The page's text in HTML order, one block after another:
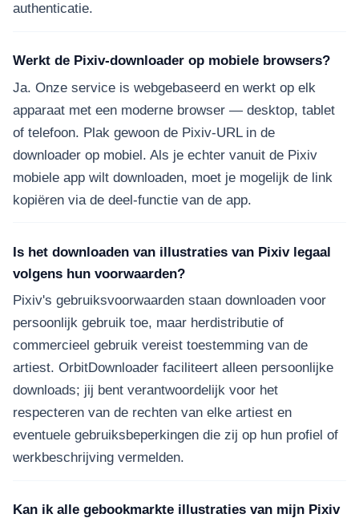
authenticatie.
Werkt de Pixiv-downloader op mobiele browsers?
Ja. Onze service is webgebaseerd en werkt op elk
apparaat met een moderne browser — desktop, tablet
of telefoon. Plak gewoon de Pixiv-URL in de
downloader op mobiel. Als je echter vanuit de Pixiv
mobiele app wilt downloaden, moet je mogelijk de link
kopiëren via de deel-functie van de app.
Is het downloaden van illustraties van Pixiv legaal
volgens hun voorwaarden?
Pixiv's gebruiksvoorwaarden staan downloaden voor
persoonlijk gebruik toe, maar herdistributie of
commercieel gebruik vereist toestemming van de
artiest. OrbitDownloader faciliteert alleen persoonlijke
downloads; jij bent verantwoordelijk voor het
respecteren van de rechten van elke artiest en
eventuele gebruiksbeperkingen die zij op hun profiel of
werkbeschrijving vermelden.
Kan ik alle gebookmarkte illustraties van mijn Pixiv